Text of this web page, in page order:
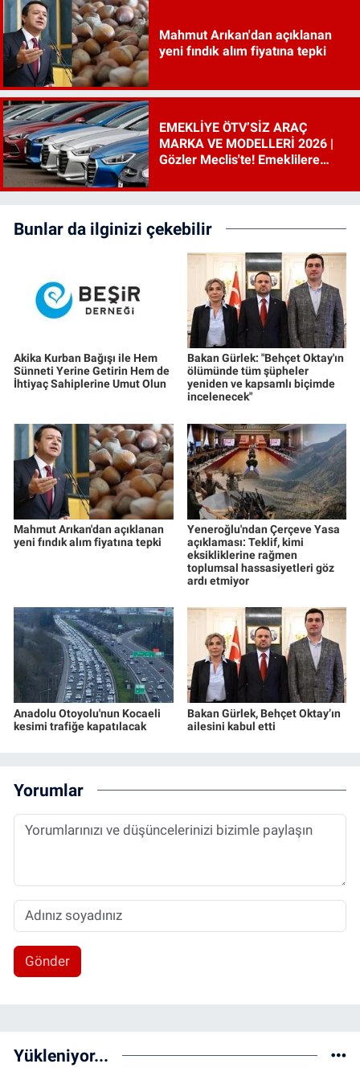
Mahmut Arıkan'dan açıklanan
yeni fındık alım fiyatına tepki
EMEKLİYE ÖTV’SİZ ARAÇ
MARKA VE MODELLERİ 2026 |
Gözler Meclis'te! Emeklilere
ne?
Bunlar da ilginizi çekebilir
Akika Kurban Bağışı ile Hem
Sünneti Yerine Getirin Hem de
İhtiyaç Sahiplerine Umut Olun
Bakan Gürlek: "Behçet Oktay'ın
ölümünde tüm şüpheler
yeniden ve kapsamlı biçimde
incelenecek"
Mahmut Arıkan'dan açıklanan
yeni fındık alım fiyatına tepki
Yeneroğlu'ndan Çerçeve Yasa
açıklaması: Teklif, kimi
eksikliklerine rağmen
toplumsal hassasiyetleri göz
ardı etmiyor
Anadolu Otoyolu'nun Kocaeli
kesimi trafiğe kapatılacak
Bakan Gürlek, Behçet Oktay’ın
ailesini kabul etti
Yorumlar
Gönder
Yükleniyor...